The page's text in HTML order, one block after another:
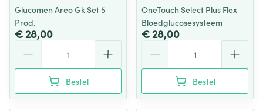
Glucomen Areo Gk Set 5
Prod.
€ 28,00
Bestel
OneTouch Select Plus Flex
Bloedglucosesysteem
€ 28,00
Bestel